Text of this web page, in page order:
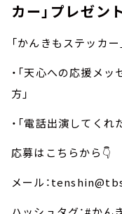
カー」プレゼント
「かんきもステッカー
・「天心への応援メ
方」
・「電話出演してくれ
応募はこちらから👇
メール：